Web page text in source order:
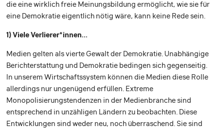
die eine wirklich freie Meinungsbildung ermöglicht, wie sie für
eine Demokratie eigentlich nötig wäre, kann keine Rede sein.
1) Viele Verlierer*innen...
Medien gelten als vierte Gewalt der Demokratie. Unabhängige
Berichterstattung und Demokratie bedingen sich gegenseitig.
In unserem Wirtschaftssystem können die Medien diese Rolle
allerdings nur ungenügend erfüllen. Extreme
Monopolisierungstendenzen in der Medienbranche sind
entsprechend in unzähligen Ländern zu beobachten. Diese
Entwicklungen sind weder neu, noch überraschend. Sie sind